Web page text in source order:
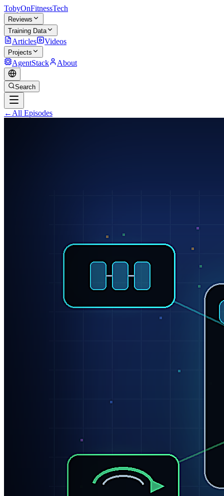
TobyOnFitnessTech
Reviews
Training Data
Articles Videos
Projects
AgentStack About
Search
← All Episodes